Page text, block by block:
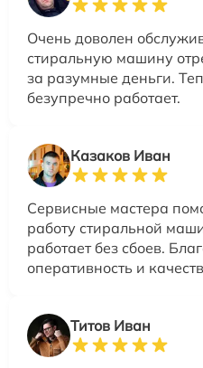
Очень доволен
стиральную машину
за разумные деньги.
безупречно работает.
Казаков Иван
Сервисные мастера
работу стиральной
работает без сбоев.
оперативность и
Титов Иван